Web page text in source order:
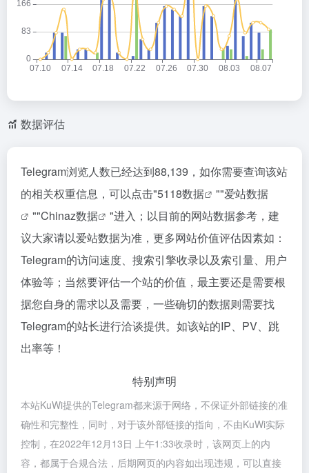
数据评估
Telegram浏览人数已经达到88,139，如你需要查询该站
的相关权重信息，可以点击"5118数据 ""爱站数据
""Chinaz数据
"进入；以目前的网站数据参考，建
议大家请以爱站数据为准，更多网站价值评估因素如：
Telegram的访问速度、搜索引擎收录以及索引量、用户
体验等；当然要评估一个站的价值，最主要还是需要根
据您自身的需求以及需要，一些确切的数据则需要找
Telegram的站长进行洽谈提供。如该站的IP、PV、跳
出率等！
特别声明
本站KuWi提供的Telegram都来源于网络，不保证外部链接的准
确性和完整性，同时，对于该外部链接的指向，不由KuWi实际
控制，在2022年12月13日 上午1:33收录时，该网页上的内
容，都属于合规合法，后期网页的内容如出现违规，可以直接